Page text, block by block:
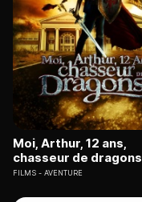
Moi, Arthur, 12 ans,
chasseur de dragons
FILMS AVENTURE